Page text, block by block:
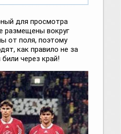
для просмотра
размещены вокруг
от поля, поэтому
как правило не за
через край!